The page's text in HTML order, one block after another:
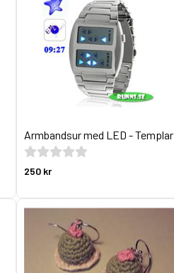
Armbandsur med LED - Templar
250 kr